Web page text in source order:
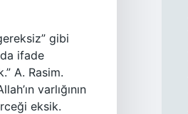
gibi
ifade
A. Rasim.
varlığının
eksik.